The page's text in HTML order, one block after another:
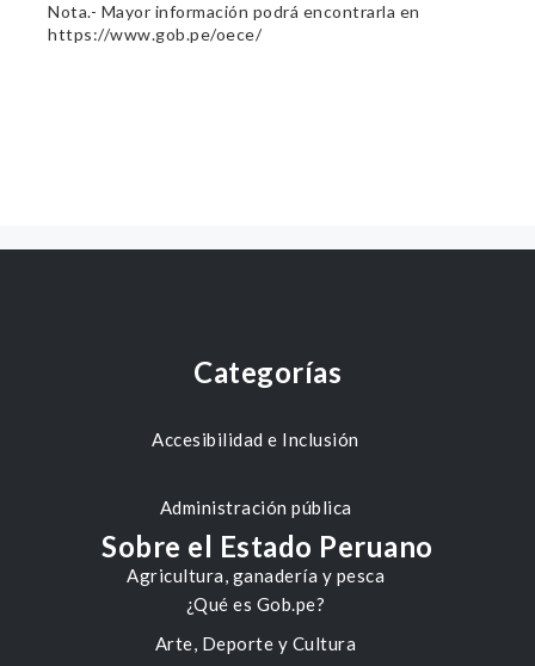
Nota.- Mayor información podrá encontrarla en
https://www.gob.pe/oece/
Categorías
Accesibilidad e Inclusión
Administración pública
Agricultura, ganadería y pesca
Arte, Deporte y Cultura
Sobre el Estado Peruano
¿Qué es Gob.pe?